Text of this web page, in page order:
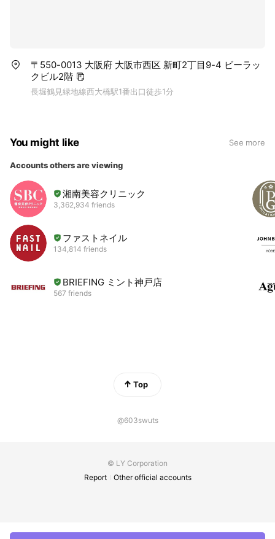
〒550-0013 大阪府 大阪市西区 新町2丁目9-4 ビーラッ
クビル2階
長堀鶴見緑地線西大橋駅1番出口徒歩1分
You might like See more
Accounts others are viewing
湘南美容クリニック
3,362,934 friends
ファストネイル
134,814 friends
BRIEFING ミント神戸店
567 friends
Top
@603swuts
© LY Corporation
Report
Other official accounts